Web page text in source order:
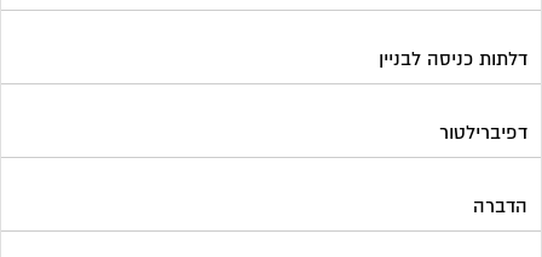
דלתות כניסה לבניין
דפיברילטור
הדברה